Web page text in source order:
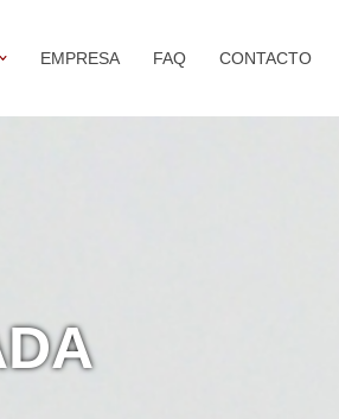
EMPRESA FAQ CONTACTO